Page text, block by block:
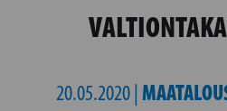
20.05.2020 |